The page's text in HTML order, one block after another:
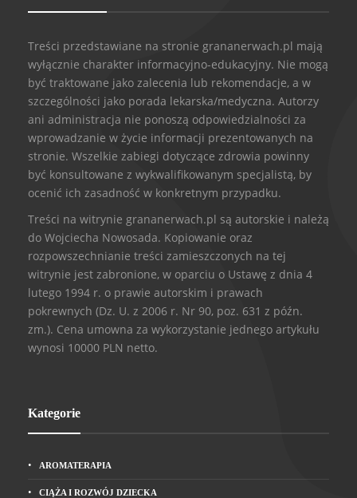
Treści przedstawiane na stronie grananerwach.pl mają
wyłącznie charakter informacyjno-edukacyjny. Nie mogą
być traktowane jako zalecenia lub rekomendacje, a w
szczególności jako porada lekarska/medyczna. Autorzy
ani administracja nie ponoszą odpowiedzialności za
wprowadzanie w życie informacji prezentowanych na
stronie. Wszelkie zabiegi dotyczące zdrowia powinny
być konsultowane z wykwalifikowanym specjalistą, by
ocenić ich zasadność w konkretnym przypadku.
Treści na witrynie grananerwach.pl są autorskie i należą
do Wojciecha Nowosada. Kopiowanie oraz
rozpowszechnianie treści zamieszczonych na tej
witrynie jest zabronione, w oparciu o Ustawę z dnia 4
lutego 1994 r. o prawie autorskim i prawach
pokrewnych (Dz. U. z 2006 r. Nr 90, poz. 631 z późn.
zm.). Cena umowna za wykorzystanie jednego artykułu
wynosi 10000 PLN netto.
Kategorie
AROMATERAPIA
CIĄŻA I ROZWÓJ DZIECKA